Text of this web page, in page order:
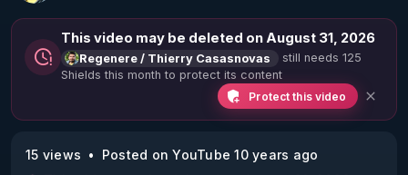
This video may be deleted on August 31, 2026
Regenere / Thierry Casasnovas
still needs 125
Shields this month to protect its content
Protect this video
15 views
Posted on YouTube 10 years ago